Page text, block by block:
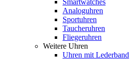
Smartwatches
Analoguhren
Sportuhren
Taucheruhren
Fliegeruhren
Weitere Uhren
Uhren mit Lederband